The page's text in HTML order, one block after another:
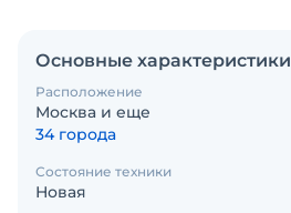
Основные характеристики
Расположение
Москва и еще
34 города
Состояние техники
Новая